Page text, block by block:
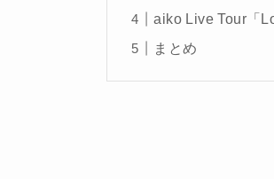
aiko Live Tour「
まとめ